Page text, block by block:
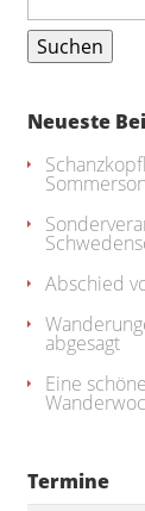
Neueste
Abschied
abgesagt
Eine
Termine